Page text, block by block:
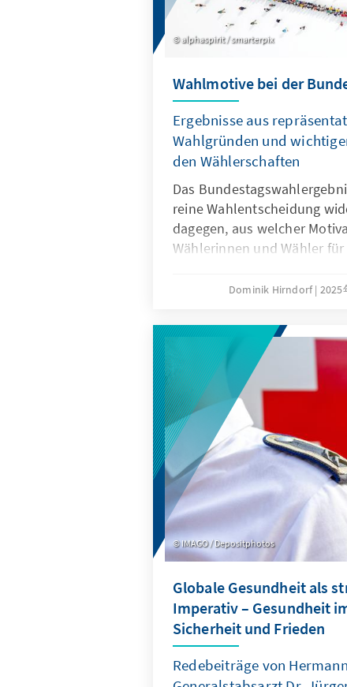
alphaspirit / smarterpix
Wahlmotive bei der
Ergebnisse aus
Wahlgründen und
den Wählerschaften
Das
reine Wahlentscheidung
dagegen, aus welcher
Wählerinnen und Wähler
ausschlaggebend? Ist den
alternative Parteien? In
fanden Wechselaktivitäten
spielten eine entscheidende
Die Antworten liefern die
repräsentativer
Bundestagswahlkampf und
Bundestagswahl.
Dominik Hirndorf 2025
IMAGO / Depositphotos
Globale Gesundheit als
Imperativ – Gesundheit
Sicherheit und Frieden
Redebeiträge von